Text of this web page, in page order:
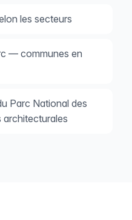
les secteurs
— communes en
Parc National des